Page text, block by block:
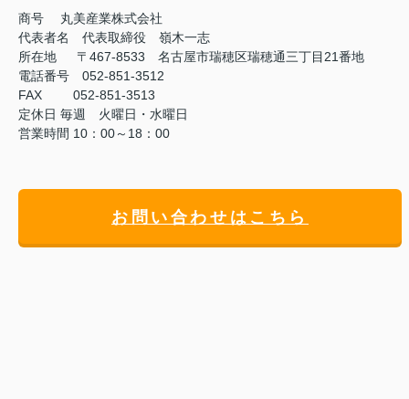
商号
丸美産業株式会社
代表者名 代表取締役 嶺木一志
所在地 〒467-8533 名古屋市瑞穂区瑞穂通三丁目21番地
電話番号 052-851-3512
FAX
052-851-3513
定休日 毎週 火曜日・水曜日
営業時間 10：00～18：00
お問い合わせはこちら